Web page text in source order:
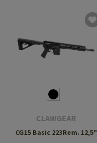
CLAWGEAR
CG15 Basic 223Rem. 12,5"